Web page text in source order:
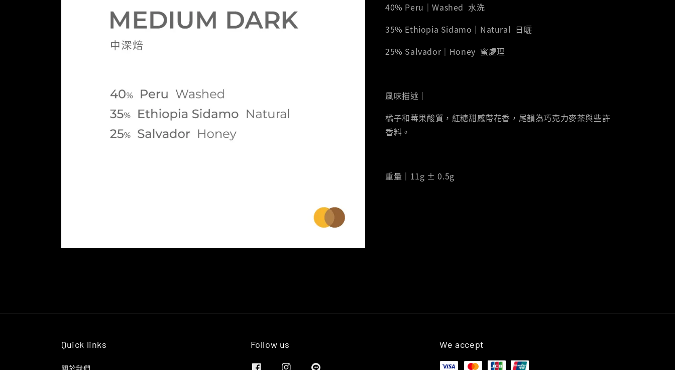
40% Peru｜Washed 水洗
35% Ethiopia Sidamo｜Natural 日曬
25% Salvador｜Honey 蜜處理
風味描述｜
橘子和莓果酸質，紅糖甜感帶花香，尾韻為巧克力麥茶與些許
香料。
重量｜11g ± 0.5g
Quick links
關於我們
Follow us We accept